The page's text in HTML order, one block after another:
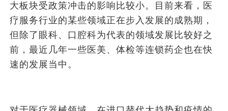
大板块受政策冲击的影响比较小。目前来看，医
疗服务行业的某些领域正在步入发展的成熟期，
但除了眼科、口腔科为代表的领域发展比较好之
前，最近几年一些医美、体检等连锁药企也在快
速的发展当中。